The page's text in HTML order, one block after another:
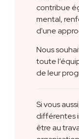
contribue
mental,
d'une
Nous
toute
de leur
Si vous
différentes
être au